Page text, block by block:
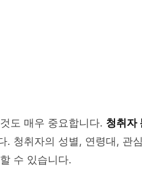
도 매우 중요합니다. 청취자
. 청취자의 성별, 연령대, 관
수 있습니다.